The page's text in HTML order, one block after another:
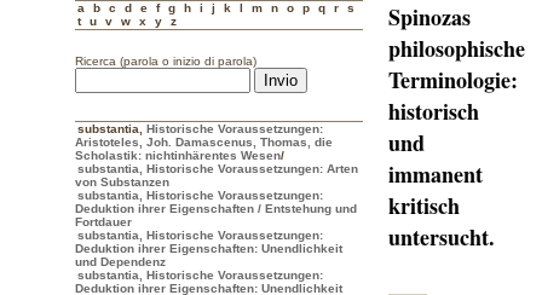
a b c d e f g h i j k l m n o p q r
s
t
u v w x y z
Ricerca (parola o inizio di parola)
substantia
Historische Voraussetzungen:
Aristoteles, Joh. Damascenus, Thomas, die
Scholastik: nichtinhärentes Wesen/
substantia, Historische Voraussetzungen: Arten
von Substanzen
substantia, Historische Voraussetzungen:
Deduktion ihrer Eigenschaften / Entstehung und
Fortdauer
substantia, Historische Voraussetzungen:
Deduktion ihrer Eigenschaften: Unendlichkeit
und Dependenz
substantia, Historische Voraussetzungen:
Deduktion ihrer Eigenschaften: Unendlichkeit
Spinozas
philosophische
Terminologie:
historisch
und
immanent
kritisch
untersucht.